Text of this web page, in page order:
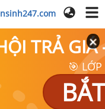
TRẢ GIÁ
🎯